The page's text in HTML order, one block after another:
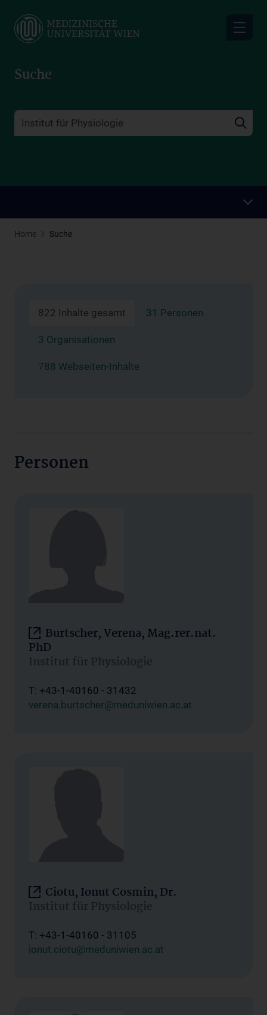
main
Suche
Home Suche
822 Inhalte gesamt 31 Personen
3 Organisationen
788 Webseiten-Inhalte
Personen
Burtscher, Verena, Mag.rer.nat.
PhD
Institut für Physiologie
T: +43-1-40160 - 31432
verena.burtscher@meduniwien.ac.at
Ciotu, Ionut Cosmin, Dr.
Institut für Physiologie
T: +43-1-40160 - 31105
ionut.ciotu@meduniwien.ac.at